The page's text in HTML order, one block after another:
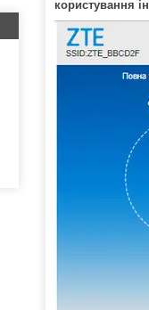
користування